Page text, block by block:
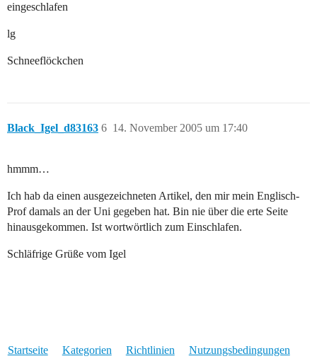
eingeschlafen
lg
Schneeflöckchen
Black_Igel_d83163 14. November 2005 um 17:40
6
hmmm…
Ich hab da einen ausgezeichneten Artikel, den mir mein Englisch-
Prof damals an der Uni gegeben hat. Bin nie über die erte Seite
hinausgekommen. Ist wortwörtlich zum Einschlafen.
Schläfrige Grüße vom Igel
Startseite Kategorien Richtlinien Nutzungsbedingungen